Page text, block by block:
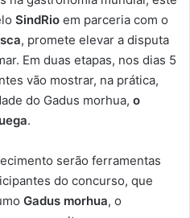
SindRio em parceria com o
, promete elevar a disputa
Em duas etapas, nos dias 5
vão mostrar, na prática,
do Gadus morhua, o
.
serão ferramentas
do concurso, que
Gadus morhua, o